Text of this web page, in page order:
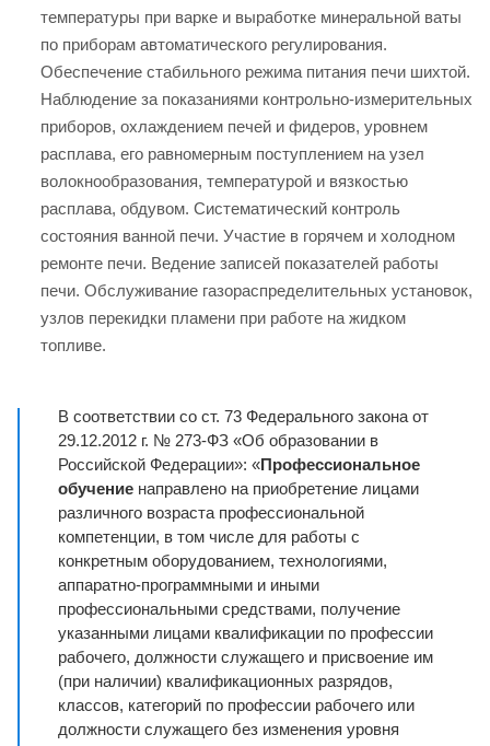
температуры при варке и выработке минеральной ваты
по приборам автоматического регулирования.
Обеспечение стабильного режима питания печи шихтой.
Наблюдение за показаниями контрольно-измерительных
приборов, охлаждением печей и фидеров, уровнем
расплава, его равномерным поступлением на узел
волокнообразования, температурой и вязкостью
расплава, обдувом. Систематический контроль
состояния ванной печи. Участие в горячем и холодном
ремонте печи. Ведение записей показателей работы
печи. Обслуживание газораспределительных установок,
узлов перекидки пламени при работе на жидком
топливе.
В соответствии со ст. 73 Федерального закона от
29.12.2012 г. № 273-ФЗ «Об образовании в
Российской Федерации»: «Профессиональное
обучение направлено на приобретение лицами
различного возраста профессиональной
компетенции, в том числе для работы с
конкретным оборудованием, технологиями,
аппаратно-программными и иными
профессиональными средствами, получение
указанными лицами квалификации по профессии
рабочего, должности служащего и присвоение им
(при наличии) квалификационных разрядов,
классов, категорий по профессии рабочего или
должности служащего без изменения уровня